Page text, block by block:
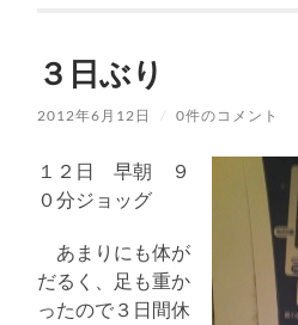
３日ぶり
2012年6月12日 / 0件のコメント
１２日 早朝 ９
０分ジョッグ
あまりにも体が
だるく、足も重か
ったので３日間休